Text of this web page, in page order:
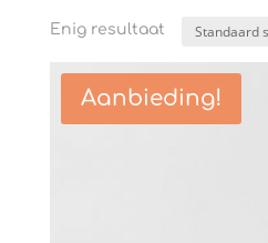
Enig resultaat
Aanbieding!